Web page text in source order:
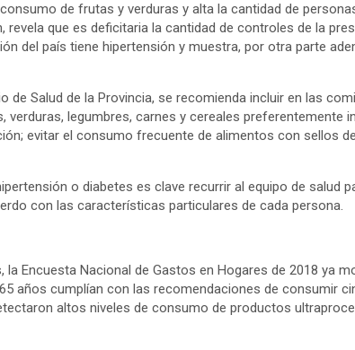
de frutas y verduras y alta la cantidad de
revela que es deficitaria la cantidad de controles de la
del país tiene hipertensión y muestra, por otra parte
de Salud de la Provincia, se recomienda incluir en las
legumbres, carnes y cereales preferentemente
evitar el consumo frecuente de alimentos con sellos
o diabetes es clave recurrir al equipo de salud
con las características particulares de cada persona.
la Encuesta Nacional de Gastos en Hogares de 2018 ya
años cumplían con las recomendaciones de consumir
altos niveles de consumo de productos